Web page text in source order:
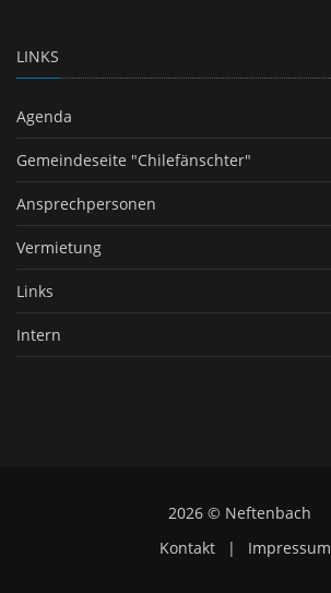
LINKS
Agenda
Gemeindeseite "Chilefänschter"
Ansprechpersonen
Vermietung
Links
Intern
2026 © Neftenbach
Kontakt
| Impressum